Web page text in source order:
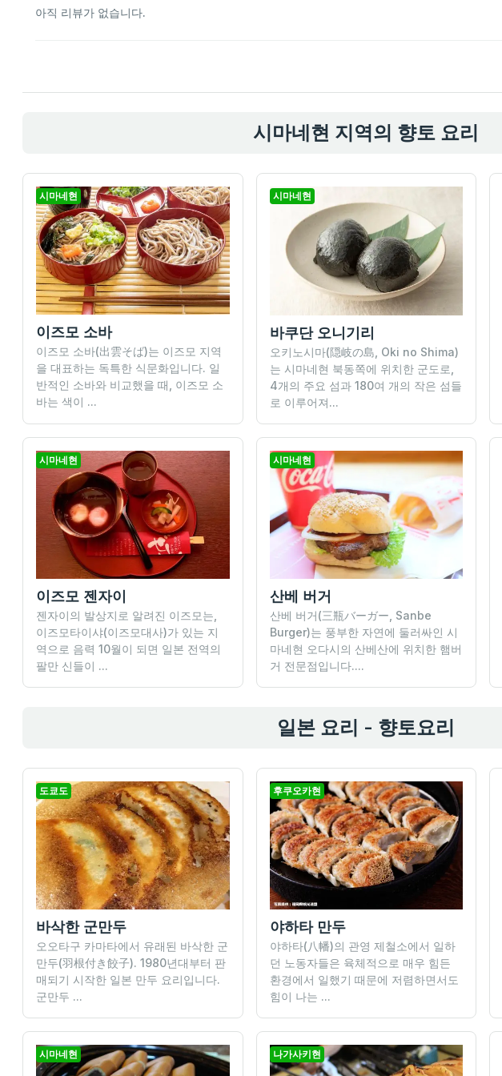
아직 리뷰가 없습니다.
시마네현 지역의 향토 요리
시마네현
이즈모 소바
이즈모 소바(出雲そば)는 이즈모 지역
을 대표하는 독특한 식문화입니다. 일
반적인 소바와 비교했을 때, 이즈모 소
바는 색이 ...
시마네현
바쿠단 오니기리
오키노시마(隠岐の島, Oki no Shima)
는 시마네현 북동쪽에 위치한 군도로,
4개의 주요 섬과 180여 개의 작은 섬들
로 이루어져...
시마네현
이즈모 젠자이
젠자이의 발상지로 알려진 이즈모는,
이즈모타이샤(이즈모대사)가 있는 지
역으로 음력 10월이 되면 일본 전역의
팔만 신들이 ...
시마네현
산베 버거
산베 버거(三瓶バーガー, Sanbe
Burger)는 풍부한 자연에 둘러싸인 시
마네현 오다시의 산베산에 위치한 햄버
거 전문점입니다....
일본 요리 - 향토요리
도쿄도
바삭한 군만두
오오타구 카마타에서 유래된 바삭한 군
만두(羽根付き餃子). 1980년대부터 판
매되기 시작한 일본 만두 요리입니다.
군만두 ...
후쿠오카현
야하타 만두
야하타(八幡)의 관영 제철소에서 일하
던 노동자들은 육체적으로 매우 힘든
환경에서 일했기 때문에 저렴하면서도
힘이 나는 ...
시마네현 나가사키현